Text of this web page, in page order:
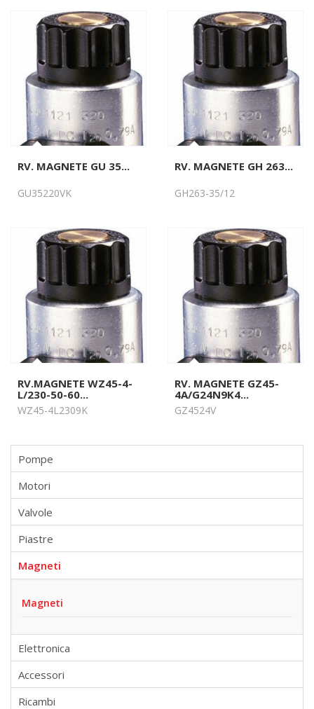
RV. MAGNETE GU 35...
GU35220VK
RV. MAGNETE GH 263...
GH263-35/12
RV.MAGNETE WZ45-4-
L/230-50-60...
WZ45-4L2309K
RV. MAGNETE GZ45-
4A/G24N9K4...
GZ4524V
Pompe
Motori
Valvole
Piastre
Magneti
Magneti
Elettronica
Accessori
Ricambi